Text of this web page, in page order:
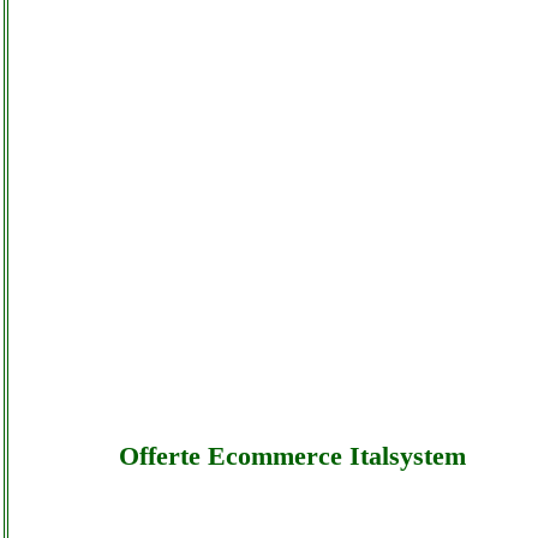
Offerte Ecommerce Italsystem